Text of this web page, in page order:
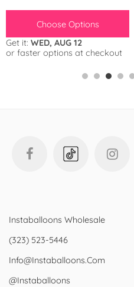
Choose Options
Get it: WED, AUG 12
or faster options at checkout
Instaballoons Wholesale
(323) 523-5446
Info@instaballoons.com
@instaballoons